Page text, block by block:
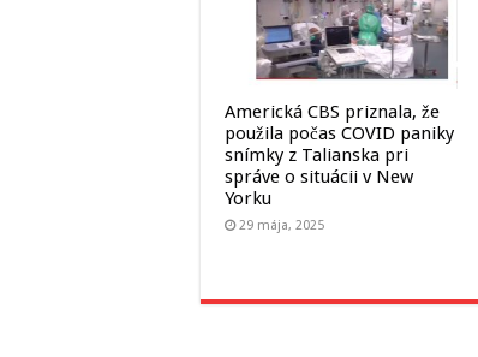
Americká CBS priznala, že
použila počas COVID paniky
snímky z Talianska pri
správe o situácii v New
Yorku
29 mája, 2025